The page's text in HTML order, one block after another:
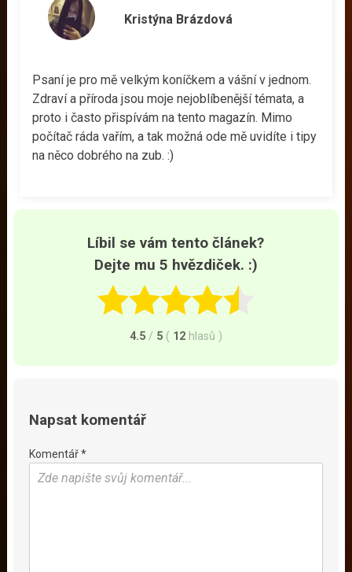
Kristýna Brázdová
Psaní je pro mě velkým koníčkem a vášní v jednom.
Zdraví a příroda jsou moje nejoblíbenější témata, a
proto i často přispívám na tento magazín. Mimo
počítač ráda vařím, a tak možná ode mě uvidíte i tipy
na něco dobrého na zub. :)
Líbil se vám tento článek?
Dejte mu 5 hvězdiček. :)
4.5 / 5 ( 12 hlasů )
Napsat komentář
Komentář *